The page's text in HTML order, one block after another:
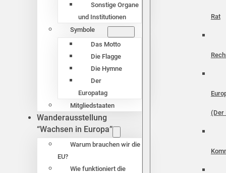
Sonstige Organe
und Institutionen
Symbole
Das Motto
Die Flagge
Die Hymne
Der
Europatag
Mitgliedstaaten
Wanderausstellung
“Wachsen in Europa”
Warum brauchen wir die
EU?
Wie funktioniert die
Rat
(Der